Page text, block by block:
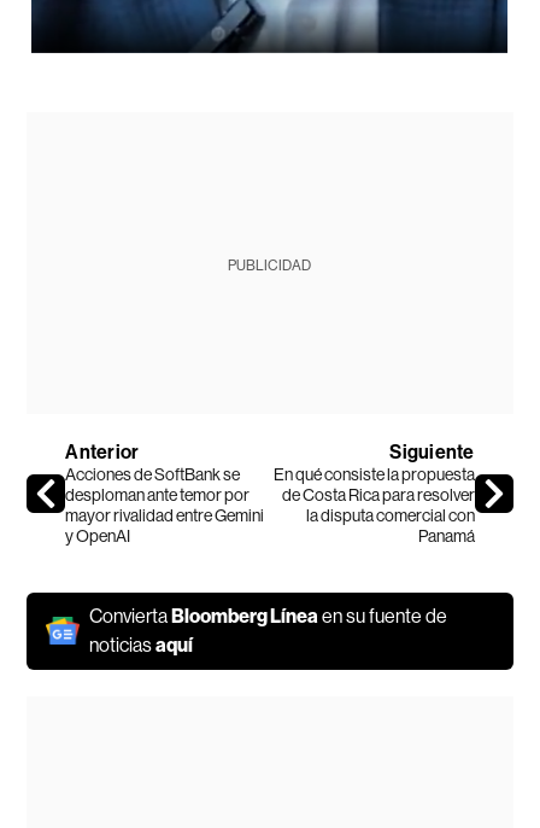
PUBLICIDAD
Anterior
Acciones de SoftBank se
desploman ante temor por
mayor rivalidad entre Gemini
y OpenAI
Siguiente
En qué consiste la propuesta
de Costa Rica para resolver
la disputa comercial con
Panamá
ConviertaBloomberg Líneaen su fuente de
noticiasaquí